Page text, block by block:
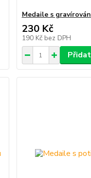
Medaile s
230 Kč
190 Kč bez DPH